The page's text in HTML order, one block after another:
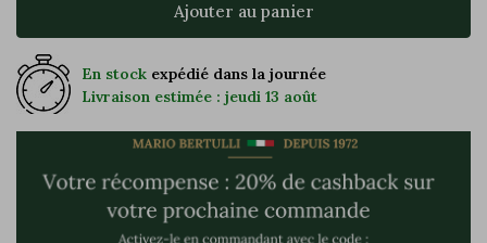
Ajouter au panier
En stock expédié dans la journée
Livraison estimée : jeudi 13 août